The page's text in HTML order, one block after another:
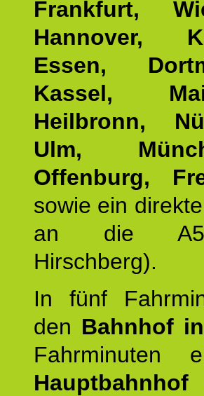
Frankfurt,
Hannover,
Essen,
Kassel,
Heilbronn,
Ulm,
Offenburg,
sowie ein
an die A5
Hirschberg).
In fünf
den Bahnhof
Fahrminuten